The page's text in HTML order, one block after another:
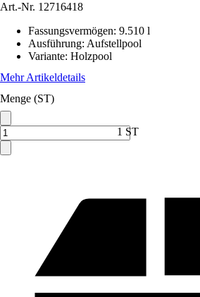
Art.-Nr. 12716418
Fassungsvermögen: 9.510 l
Ausführung: Aufstellpool
Variante: Holzpool
Mehr Artikeldetails
Menge (ST)
1 ST